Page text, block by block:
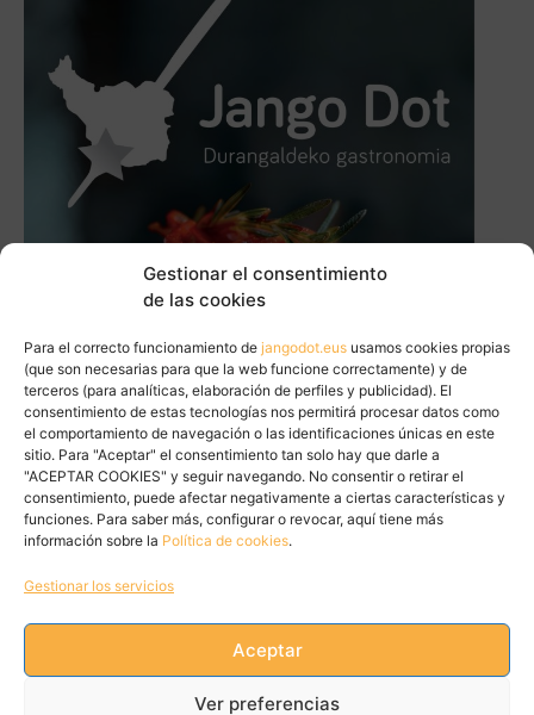
Gestionar el consentimiento
de las cookies
Para el correcto funcionamiento de jangodot.eus usamos cookies propias
(que son necesarias para que la web funcione correctamente) y de
terceros (para analíticas, elaboración de perfiles y publicidad). El
consentimiento de estas tecnologías nos permitirá procesar datos como
el comportamiento de navegación o las identificaciones únicas en este
sitio. Para "Aceptar" el consentimiento tan solo hay que darle a
"ACEPTAR COOKIES" y seguir navegando. No consentir o retirar el
consentimiento, puede afectar negativamente a ciertas características y
funciones. Para saber más, configurar o revocar, aquí tiene más
información sobre la Política de cookies.
Gestionar los servicios
Aceptar
Ver preferencias